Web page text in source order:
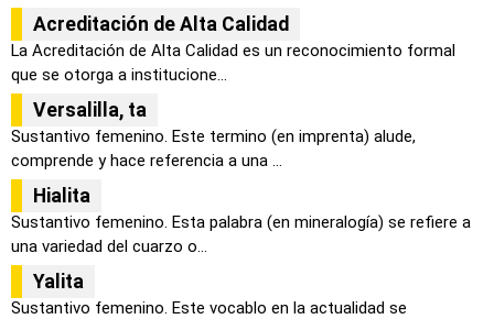
Acreditación de Alta Calidad
La Acreditación de Alta Calidad es un reconocimiento formal
que se otorga a institucione...
Versalilla, ta
Sustantivo femenino. Este termino (en imprenta) alude,
comprende y hace referencia a una ...
Hialita
Sustantivo femenino. Esta palabra (en mineralogía) se refiere a
una variedad del cuarzo o...
Yalita
Sustantivo femenino. Este vocablo en la actualidad se